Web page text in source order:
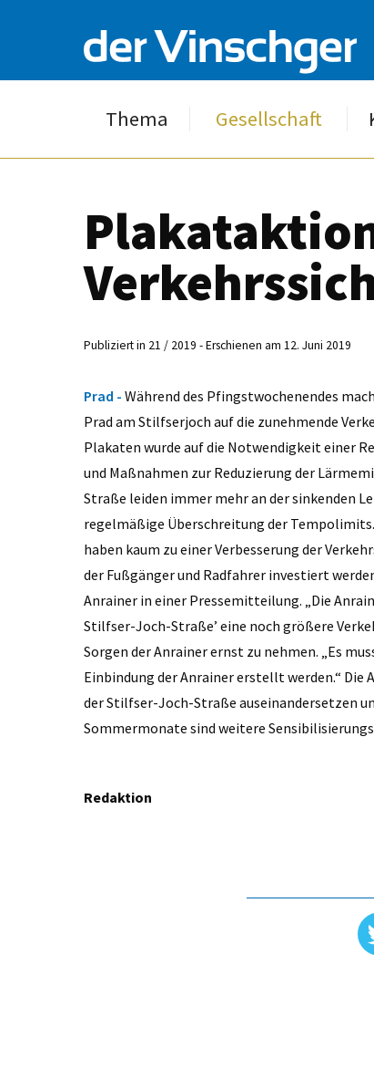
Thema Gesellschaft
Publiziert in 21 / 2019 - Erschienen am 12. Juni 2019
Prad - Während des Pfingstwochenendes
Prad am Stilfserjoch auf die zunehmende
Plakaten wurde auf die Notwendigkeit einer
und Maßnahmen zur Reduzierung der
Straße leiden immer mehr an der sinkenden
regelmäßige Überschreitung der
haben kaum zu einer Verbesserung der
der Fußgänger und Radfahrer investiert
Anrainer in einer Pressemitteilung. „Die
Stilfser-Joch-Straße’ eine noch größere
Sorgen der Anrainer ernst zu nehmen. „Es
Einbindung der Anrainer erstellt werden.“
der Stilfser-Joch-Straße auseinandersetzen
Sommermonate sind weitere
Redaktion